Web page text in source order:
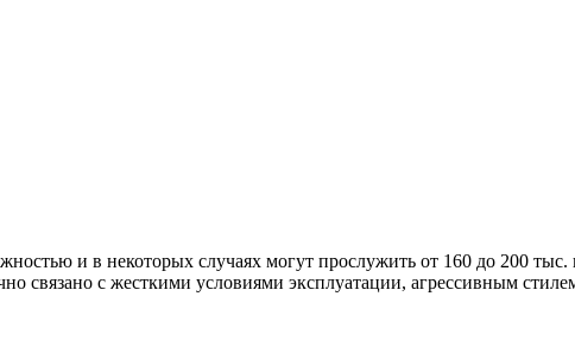
и в некоторых случаях могут прослужить от 160 до 200
связано с жесткими условиями эксплуатации, агрессивным